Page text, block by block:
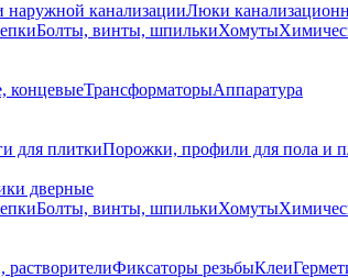
канализацииЛюки
Болты, винты, шпилькиХомуты
концевыеТрансформаторыАппаратура
для плиткиПорожки, профили для пола и
дверные
Болты, винты, шпилькиХомуты
растворителиФиксаторы резьбыКлеи